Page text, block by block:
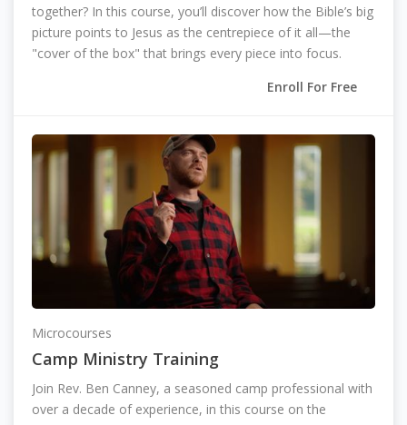
together? In this course, you’ll discover how the Bible’s big
picture points to Jesus as the centrepiece of it all—the
"cover of the box" that brings every piece into focus.
Enroll For Free
Microcourses
Camp Ministry Training
Join Rev. Ben Canney, a seasoned camp professional with
over a decade of experience, in this course on the